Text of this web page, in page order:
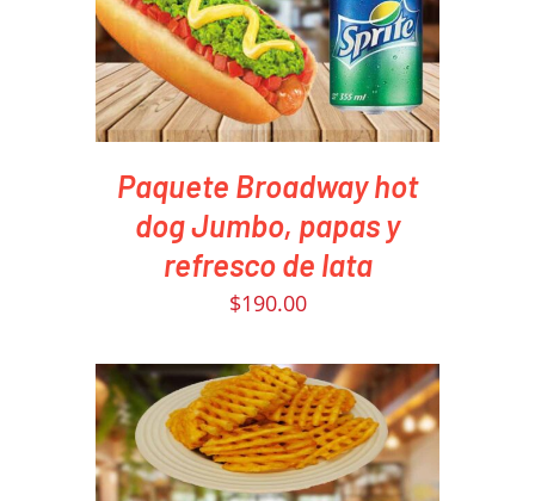
Paquete Broadway hot
dog Jumbo, papas y
refresco de lata
$190.00